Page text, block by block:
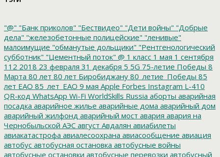
"@" "Банк приколов" "Бествидео" "Дети войны" "Добрые
дела" "железобетонные полицейские" "ленивые"
малоимущие "обманутые дольщики" "Рентгенологический
субботник" "Цементный поток" @ 1 класс 1 мая 1 сентября
112 2018 23 февраля 31 декабря 5 5G 75-летие Победы 8
Марта 80 лет 80 лет Биробиджану 80_летие_Победы 85
лет ЕАО 85_лет_ЕАО 9 мая Apple Forbes Instagram L-410
QR-код WhatsApp Wi-Fi WorldSkills Russia аборты аварийная
посадка аварийное жилье аварийные дома аварийный дом
аварийный жилфонд аварийный мост авария авария на
Чернобыльской АЭС август Авдалян авиабилеты
авиакатастрофа авиалесоохрана авиасообщение авиация
автобус автобусная остановка автобусные войны
автобусные остановки автобусные перевозки автобусный